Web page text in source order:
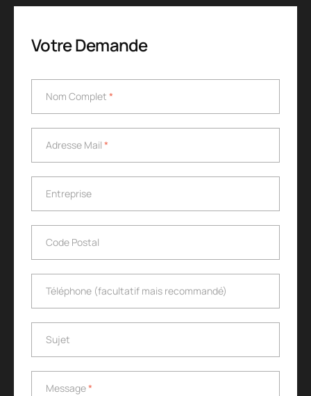
Votre Demande
Nom Complet *
Adresse Mail *
Entreprise
Code Postal
Téléphone (facultatif mais recommandé)
Téléphone (facultatif mais recommandé)
Sujet
Message*